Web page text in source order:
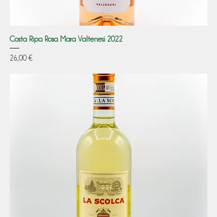
Costa Ripa Rosa Mara Valtenesi 2022
Prezzo
26,00 €